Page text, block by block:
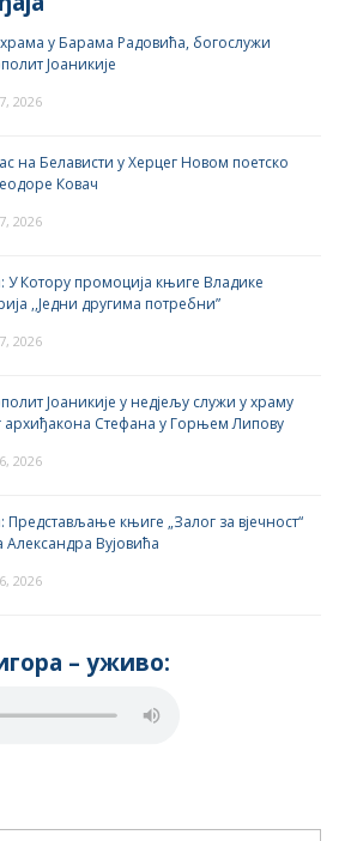
у Барама Радовића, богослужи
Јоаникије
2026
на Белависти у Херцег Новом поетско
Ковач
2026
У Котору промоција књиге Владике
,,Једни другима потребни”
2026
Јоаникије у недјељу служи у храму
архиђакона Стефана у Горњем Липову
2026
Представљање књиге „Залог за вјечност“
Александра Вујовића
2026
– yживо: